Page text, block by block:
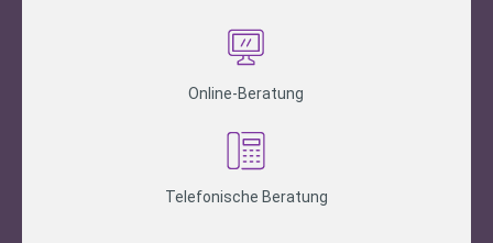
Online-Beratung
Telefonische Beratung